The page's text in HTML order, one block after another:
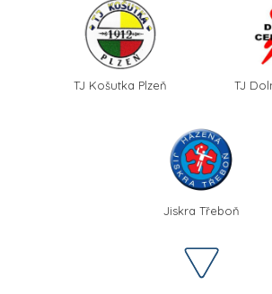
TJ Košutka Plzeň TJ
Jiskra Třeboň